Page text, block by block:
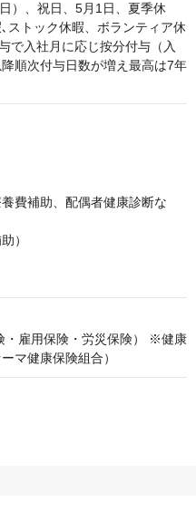
）、祝日、5月1日、夏季休
ストック休暇、ボランティア休
で入社月に応じ按分付与（入
順次付与日数が増え最高は7年
費補助、配偶者健康診断な
）
・雇用保険・労災保険） ※健康
マ健康保険組合）